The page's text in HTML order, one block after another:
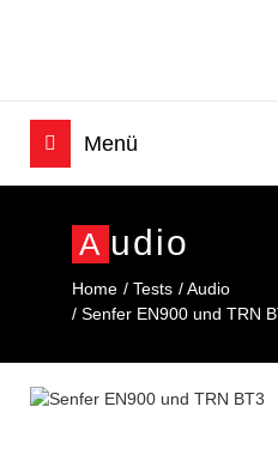
A Udio
Home Tests
Audio
Senfer EN900 und TRN